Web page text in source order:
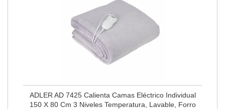
ADLER AD 7425 Calienta Camas Eléctrico Individual
150 X 80 Cm 3 Niveles Temperatura, Lavable, Forro